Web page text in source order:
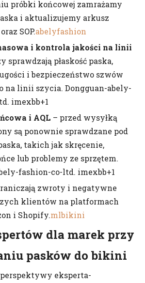
próbki końcowej zamrażamy
i aktualizujemy arkusz
SOP.abelyfashion
i kontrola jakości na linii
sprawdzają płaskość paska,
i bezpieczeństwo szwów
na linii szycia. Dongguan-abely-
imexbb+1
i AQL – przed wysyłką
są ponownie sprawdzane pod
takich jak skręcenie,
lub problemy ze sprzętem.
fashion-co-ltd. imexbb+1
zwroty i negatywne
klientów na platformach
i Shopify.mlbikini
dla marek przy
pasków do bikini
eksperta-